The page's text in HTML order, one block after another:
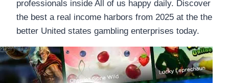
professionals inside All of us happy daily. Discover
the best a real income harbors from 2025 at the the
better United states gambling enterprises today.